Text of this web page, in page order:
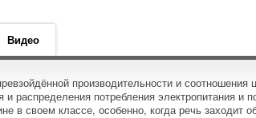
Видео
производительности и
распределения потребления электропитания и
в своем классе, особенно, когда речь заходит